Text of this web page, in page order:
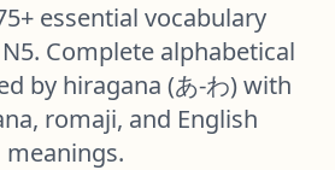
+ essential vocabulary
Complete alphabetical
by hiragana (あ-わ) with
romaji, and English
meanings.